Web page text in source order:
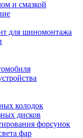
и смазкой
для шиномонтажа
колодок
дисков
форсунок
фар